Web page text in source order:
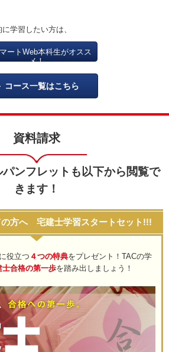
学習したい方は、
ートWeb本科生がオスス
メ！
コース一覧はこちら
資料請求
ンフレットも以下から閲覧で
きます！
の方へ 宅建士学習スタートセット!!!
役立つ ４つの特典をプレゼント！TACの学
士合格の第一歩を踏み出しましょう！